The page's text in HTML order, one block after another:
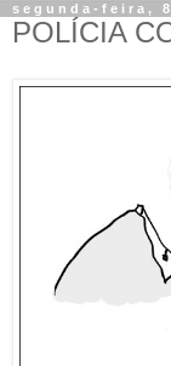
segunda-feira,
POLÍCIA